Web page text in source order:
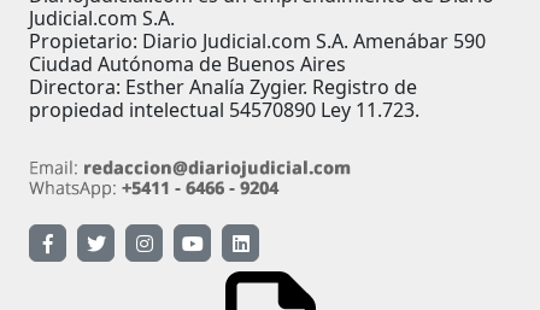
Judicial.com S.A.
Propietario: Diario Judicial.com S.A. Amenábar 590
Ciudad Autónoma de Buenos Aires
Directora: Esther Analía Zygier. Registro de
propiedad intelectual 54570890 Ley 11.723.